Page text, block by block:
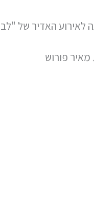
האדיר של
פורוש